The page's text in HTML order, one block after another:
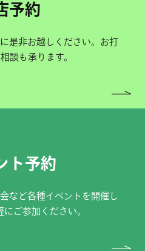
予約
是非お越しください。お打
談も承ります。
ト予約
など各種イベントを開催し
ご参加ください。